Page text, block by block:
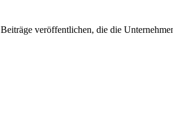
veröffentlichen, die die